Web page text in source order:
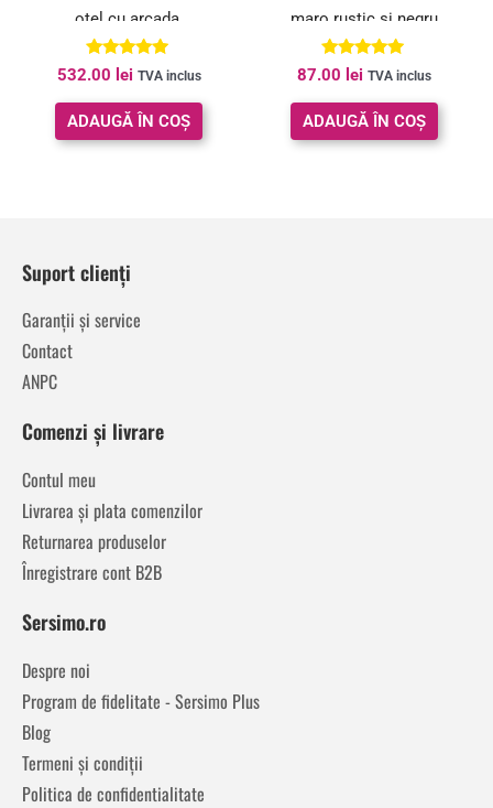
otel cu arcada,
83x30x184cm, auriu
Evaluat la
5.00
din 5
532.00 lei TVA inclus
ADAUGĂ ÎN COȘ
maro rustic si negru
Evaluat la
5.00
din 5
87.00 lei TVA inclus
ADAUGĂ ÎN COȘ
Suport clienți
Garanții și service
Contact
ANPC
Comenzi și livrare
Contul meu
Livrarea și plata comenzilor
Returnarea produselor
Înregistrare cont B2B
Sersimo.ro
Despre noi
Program de fidelitate - Sersimo Plus
Blog
Termeni și condiții
Politica de confidentialitate